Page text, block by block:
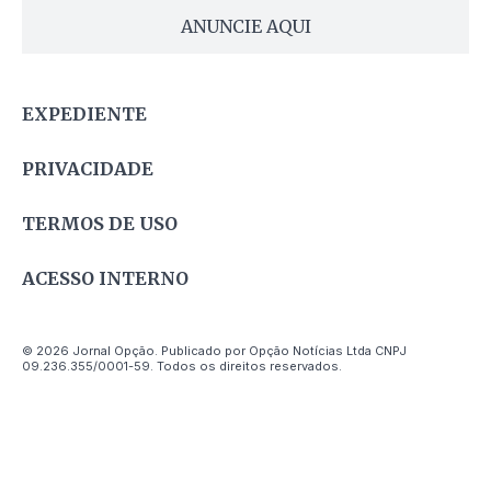
ANUNCIE AQUI
EXPEDIENTE
PRIVACIDADE
TERMOS DE USO
ACESSO INTERNO
© 2026 Jornal Opção. Publicado por Opção Notícias Ltda CNPJ
09.236.355/0001-59. Todos os direitos reservados.